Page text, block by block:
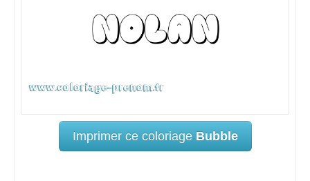
Imprimer ce coloriage Bubble